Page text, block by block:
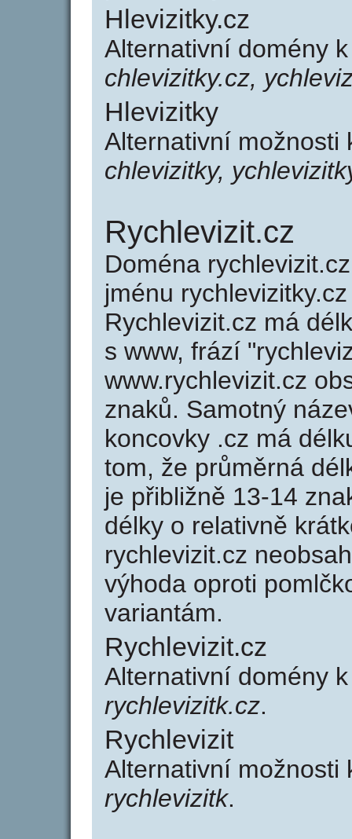
Hlevizitky.cz
Alternativní domény
chlevizitky.cz,
Hlevizitky
Alternativní možnosti
chlevizitky,
Rychlevizit.cz
Doména
jménu
Rychlevizit.cz má
s www, frází
www.rychlevizit.cz
znaků. Samotný
koncovky .cz má
tom, že průměrná
je přibližně 13-14
délky o relativně
rychlevizit.cz
výhoda oproti
variantám.
Rychlevizit.cz
Alternativní domény
rychlevizitk.cz.
Rychlevizit
Alternativní možnosti
rychlevizitk.